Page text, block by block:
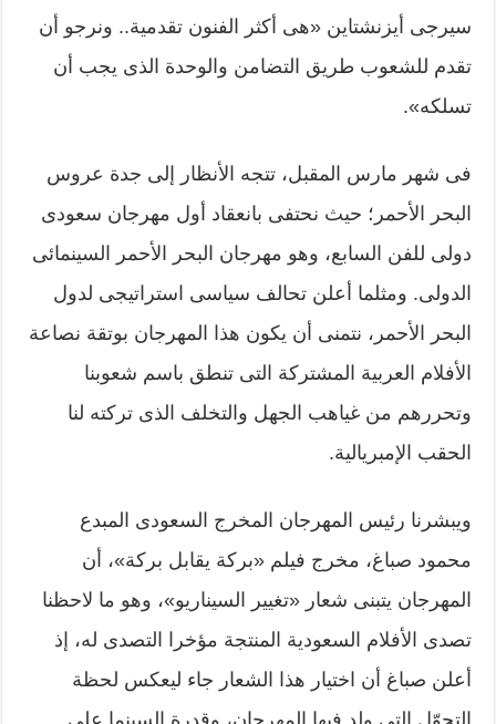
سيرجى أيزنشتاين «هى أكثر الفنون تقدمية.. ونرجو أن
تقدم للشعوب طريق التضامن والوحدة الذى يجب أن
تسلكه».
فى شهر مارس المقبل، تتجه الأنظار إلى جدة عروس
البحر الأحمر؛ حيث نحتفى بانعقاد أول مهرجان سعودى
دولى للفن السابع، وهو مهرجان البحر الأحمر السينمائى
الدولى. ومثلما أعلن تحالف سياسى استراتيجى لدول
البحر الأحمر، نتمنى أن يكون هذا المهرجان بوتقة نصاعة
الأفلام العربية المشتركة التى تنطق باسم شعوبنا
وتحررهم من غياهب الجهل والتخلف الذى تركته لنا
الحقب الإمبريالية.
ويبشرنا رئيس المهرجان المخرج السعودى المبدع
محمود صباغ، مخرج فيلم «بركة يقابل بركة»، أن
المهرجان يتبنى شعار «تغيير السيناريو»، وهو ما لاحظنا
تصدى الأفلام السعودية المنتجة مؤخرا التصدى له، إذ
أعلن صباغ أن اختيار هذا الشعار جاء ليعكس لحظة